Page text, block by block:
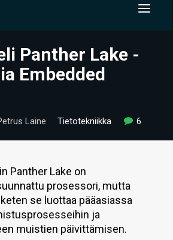
Panther Lake -
Embedded
Laine Tietotekniikka 6
Panther Lake on
prosessori, mutta
se luottaa pääasiassa
ja
muistien päivittämisen.